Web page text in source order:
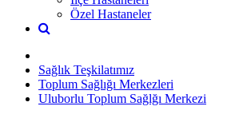
Özel Hastaneler
Sağlık Teşkilatımız
Toplum Sağlığı Merkezleri
Uluborlu Toplum Sağlğı Merkezi